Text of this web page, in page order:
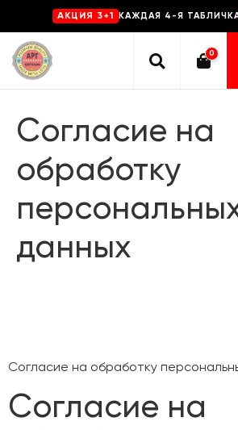
AKЦИЯ 3+1 КАЖДАЯ 4-Я
0
Согласие на
обработку
данных
Согласие на обработку
Согласие на